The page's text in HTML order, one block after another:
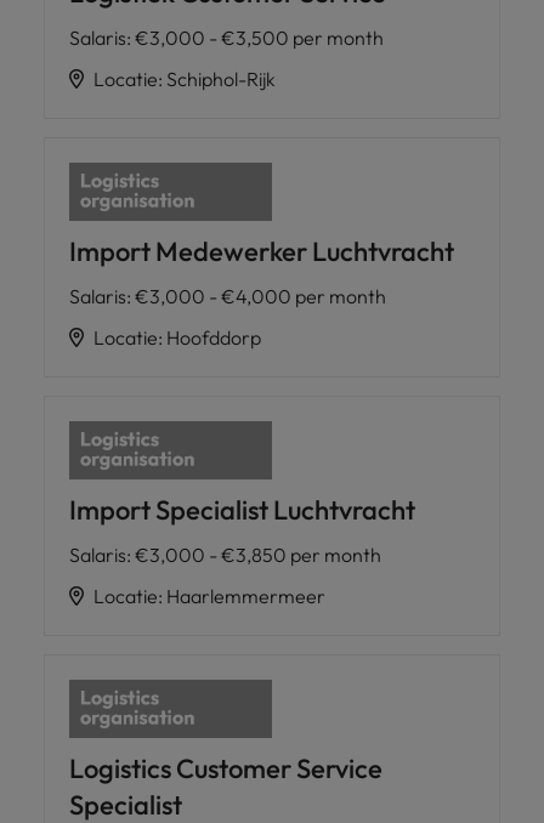
Salaris: €3,000 - €3,500 per month
Locatie: Schiphol-Rijk
Import Medewerker Luchtvracht
Salaris: €3,000 - €4,000 per month
Locatie: Hoofddorp
Import Specialist Luchtvracht
Salaris: €3,000 - €3,850 per month
Locatie: Haarlemmermeer
Logistics Customer Service
Specialist